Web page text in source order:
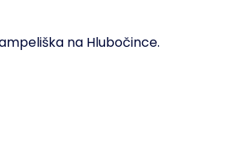
na Hlubočince.